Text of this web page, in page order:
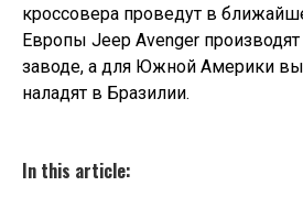
кроссовера проведут в
Европы Jeep Avenger
заводе, а для Южной Америки
наладят в Бразилии.
In this article: